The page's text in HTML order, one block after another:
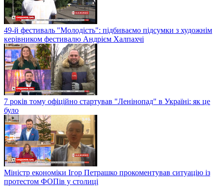
49-й фестиваль "Молодість": підбиваємо підсумки з художнім
керівником фестивалю Андрієм Халпахчі
7 років тому офіційно стартував "Ленінопад" в Україні: як це
було
Міністр економіки Ігор Петрашко прокоментував ситуацію із
протестом ФОПів у столиці